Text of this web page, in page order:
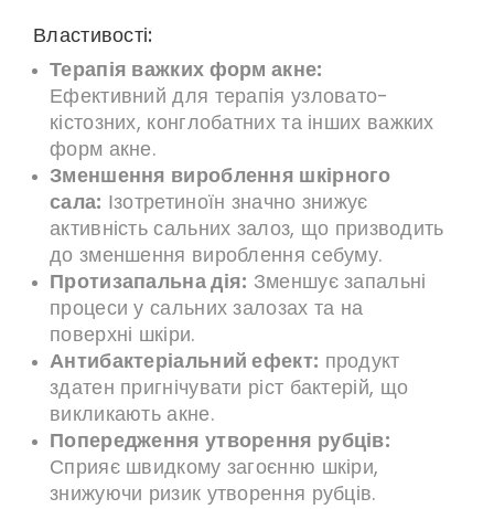
Властивості:
Терапія важких форм акне:
Ефективний для терапія узловато-
кістозних, конглобатних та інших важких
форм акне.
Зменшення вироблення шкірного
сала: Ізотретиноїн значно знижує
активність сальних залоз, що призводить
до зменшення вироблення себуму.
Протизапальна дія: Зменшує запальні
процеси у сальних залозах та на
поверхні шкіри.
Антибактеріальний ефект: продукт
здатен пригнічувати ріст бактерій, що
викликають акне.
Попередження утворення рубців:
Сприяє швидкому загоєнню шкіри,
знижуючи ризик утворення рубців.